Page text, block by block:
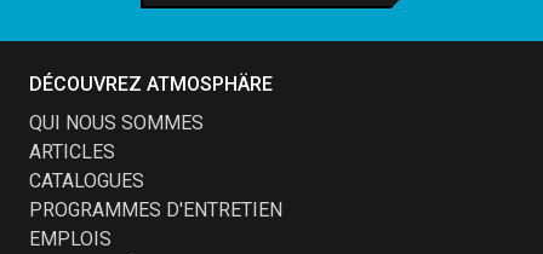
DÉCOUVREZ ATMOSPHÄRE
QUI NOUS SOMMES
ARTICLES
CATALOGUES
PROGRAMMES D'ENTRETIEN
EMPLOIS